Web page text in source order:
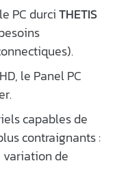
PC durciTHETIS
le Panel PC
capables de
contraignants :
variation de